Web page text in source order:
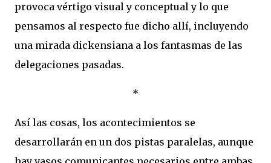
provoca vértigo visual y conceptual y lo que
pensamos al respecto fue dicho allí, incluyendo
una mirada dickensiana a los fantasmas de las
delegaciones pasadas.
*
Así las cosas, los acontecimientos se
desarrollarán en un dos pistas paralelas, aunque